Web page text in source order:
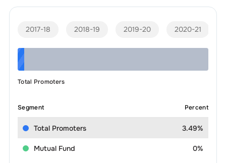
2017-18 2018-19 2019-20 2020-21
Total Promoters
Segment Percent
Total Promoters 3.49%
Mutual Fund 0%